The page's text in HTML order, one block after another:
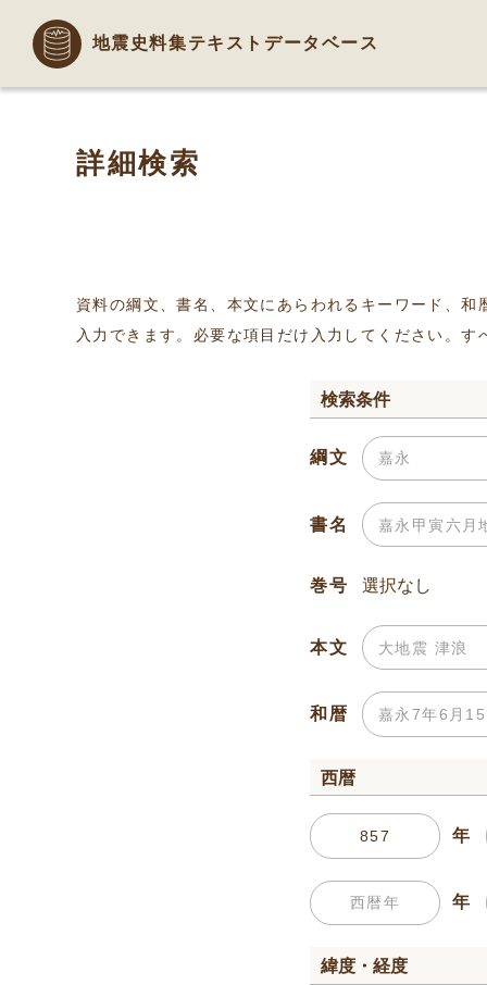
地震史料集テキストデータベース
詳細検索
資料の綱文、書名、本文にあらわれるキーワード、
入力できます。必要な項目だけ入力してください。
検索条件
綱文
書名
巻号
本文
和暦
西暦
年
年
緯度・経度